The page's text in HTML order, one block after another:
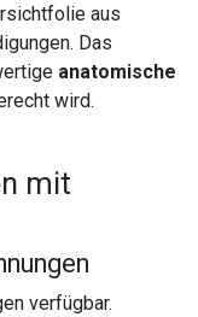
aus
Das
anatomische
wird.
mit
verfügbar.